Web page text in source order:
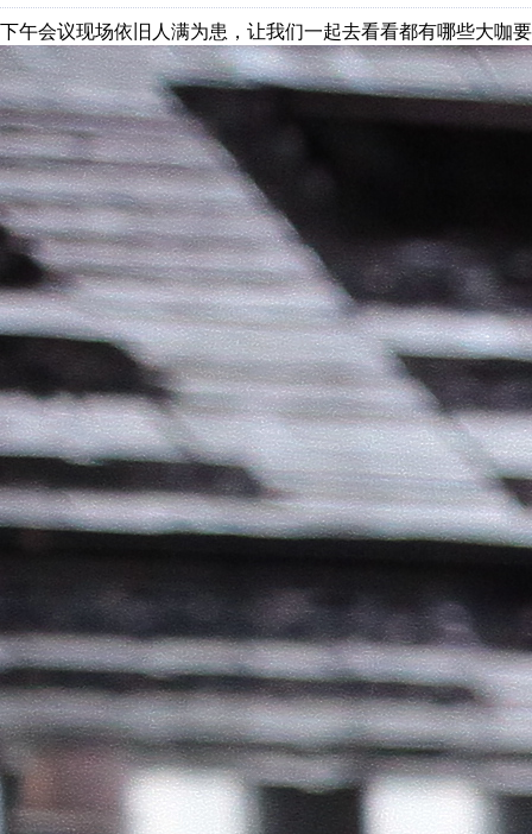
下午会议现场依旧人满为患，让我们一起去看看都有哪些大咖